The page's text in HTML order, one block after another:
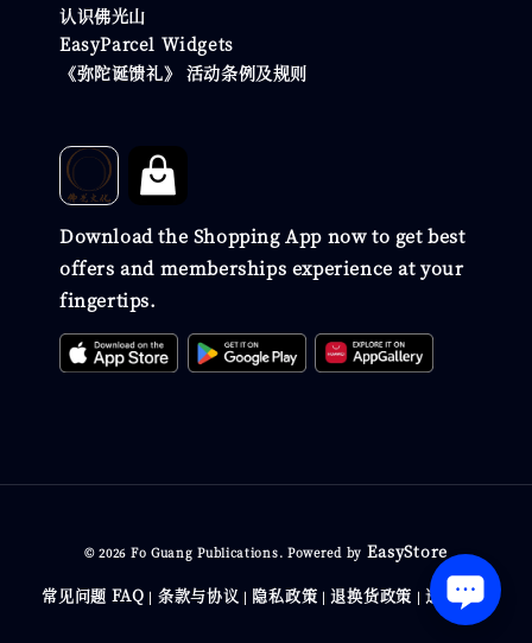
认识佛光山
EasyParcel Widgets
《弥陀诞馈礼》 活动条例及规则
Download the Shopping App now to get best
offers and memberships experience at your
fingertips.
© 2026 Fo Guang Publications. Powered by EasyStore
常见问题 FAQ | 条款与协议 | 隐私政策 |退换货政策 |送货政策